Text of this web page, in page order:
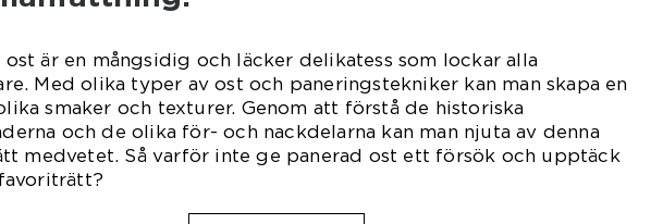
ost är en mångsidig och läcker delikatess som lockar alla
Med olika typer av ost och paneringstekniker kan man skapa en
smaker och texturer. Genom att förstå de historiska
och de olika för- och nackdelarna kan man njuta av denna
medvetet. Så varför inte ge panerad ost ett försök och upptäck